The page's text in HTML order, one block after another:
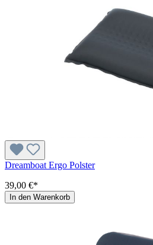
Dreamboat Ergo Polster
39,00 €*
In den Warenkorb